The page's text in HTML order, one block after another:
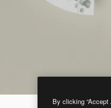
By clicking